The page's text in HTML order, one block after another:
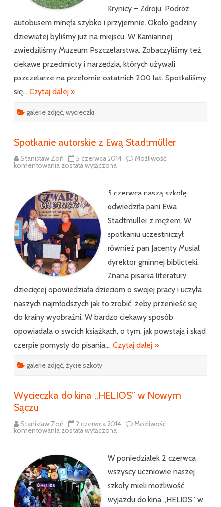
Krynicy – Zdroju. Podróż
autobusem minęła szybko i przyjemnie. Około godziny
dziewiątej byliśmy już na miejscu. W Kamiannej
zwiedziliśmy Muzeum Pszczelarstwa. Zobaczyliśmy też
ciekawe przedmioty i narzędzia, których używali
pszczelarze na przełomie ostatnich 200 lat. Spotkaliśmy
się… Czytaj dalej »
galerie zdjęć wycieczki
Spotkanie autorskie z Ewą Stadtmüller
Stanisław Zoń 5 czerwca 2014 Możliwość
komentowania Spotkanie
Stadtmüller
została wyłączona
5 czerwca naszą szkołę
odwiedziła pani Ewa
Stadtmuller z mężem. W
spotkaniu uczestniczył
również pan Jacenty Musiał
dyrektor gminnej biblioteki.
Znana pisarka literatury
dziecięcej opowiedziała dzieciom o swojej pracy i uczyła
naszych najmłodszych jak to zrobić, żeby przenieść się
do krainy wyobraźni. W bardzo ciekawy sposób
opowiadała o swoich książkach, o tym, jak powstają i skąd
czerpie pomysły do pisania…. Czytaj dalej »
galerie zdjęć życie szkoły
Wycieczka do kina ,,HELIOS” w Nowym
Sączu
Stanisław Zoń 2 czerwca 2014 Możliwość
komentowania Wycieczka
w
Nowym
Sączu
została wyłączona
W poniedziałek 2 czerwca
wszyscy uczniowie naszej
szkoły mieli możliwość
wyjazdu do kina ,,HELIOS” w